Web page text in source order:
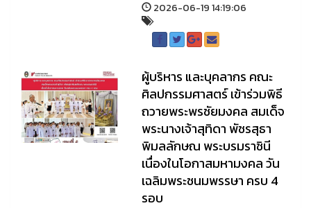
2026-06-19 14:19:06
ผู้บริหาร และบุคลากร คณะ
ศิลปกรรมศาสตร์ เข้าร่วมพิธี
ถวายพระพรชัยมงคล สมเด็จ
พระนางเจ้าสุทิดา พัชรสุธา
พิมลลักษณ พระบรมราชินี
เนื่องในโอกาสมหามงคล วัน
เฉลิมพระชนมพรรษา ครบ 4
รอบ